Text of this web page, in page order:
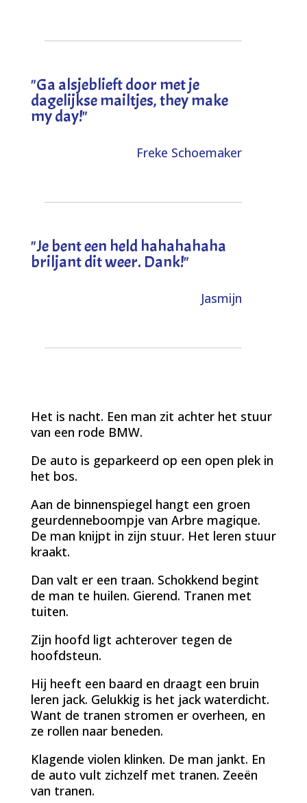
"Ga alsjeblieft door met je
dagelijkse mailtjes, they make
my day!"
Freke Schoemaker
"Je bent een held hahahahaha
briljant dit weer. Dank!"
Jasmijn
Het is nacht. Een man zit achter het stuur
van een rode BMW.
De auto is geparkeerd op een open plek in
het bos.
Aan de binnenspiegel hangt een groen
geurdenneboompje van Arbre magique.
De man knijpt in zijn stuur. Het leren stuur
kraakt.
Dan valt er een traan. Schokkend begint
de man te huilen. Gierend. Tranen met
tuiten.
Zijn hoofd ligt achterover tegen de
hoofdsteun.
Hij heeft een baard en draagt een bruin
leren jack. Gelukkig is het jack waterdicht.
Want de tranen stromen er overheen, en
ze rollen naar beneden.
Klagende violen klinken. De man jankt. En
de auto vult zichzelf met tranen. Zeeën
van tranen.